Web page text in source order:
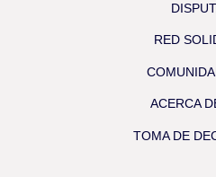
RED
ACERCA
TOMA DE